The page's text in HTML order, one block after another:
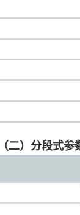
（二）分段式